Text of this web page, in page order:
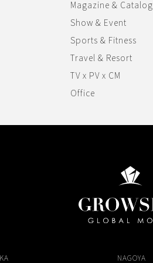
Magazine & Catalog
Show & Event
Sports & Fitness
Travel & Resort
TV x PV x CM
Office
NAGOYA